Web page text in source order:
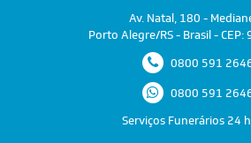
Av. Natal, 180 -
Porto Alegre/RS - Brasil -
0800 591
0800 591
Serviços Funerários 24